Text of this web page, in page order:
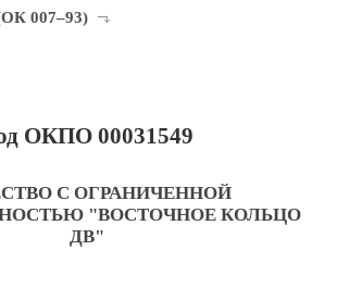
007–93)
ОКПО 00031549
С ОГРАНИЧЕННОЙ
"ВОСТОЧНОЕ КОЛЬЦО
ДВ"